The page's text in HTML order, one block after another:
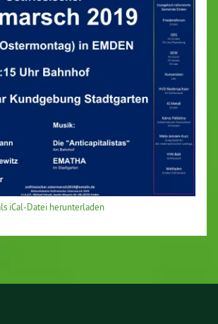
iCal-Datei herunterladen